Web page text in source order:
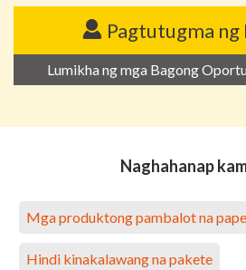
Pagtutugma
Lumikha ng mga Bagong
Naghahanap
Mga produktong pambalot na
Hindi kinakalawang na pakete